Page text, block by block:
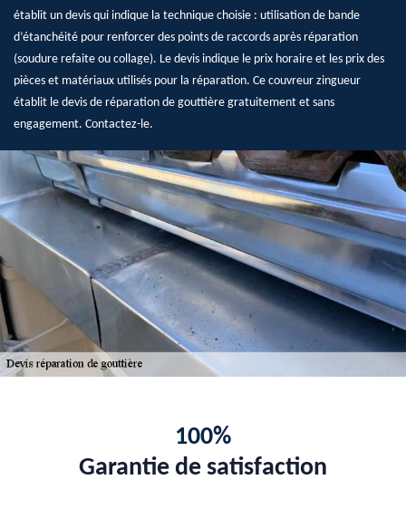
établit un devis qui indique la technique choisie : utilisation de bande
d’étanchéité pour renforcer des points de raccords après réparation
(soudure refaite ou collage). Le devis indique le prix horaire et les prix des
pièces et matériaux utilisés pour la réparation. Ce couvreur zingueur
établit le devis de réparation de gouttière gratuitement et sans
engagement. Contactez-le.
100%
Garantie de satisfaction